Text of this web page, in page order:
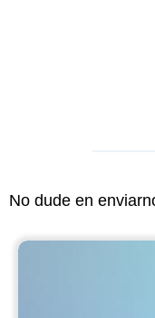
No dude en